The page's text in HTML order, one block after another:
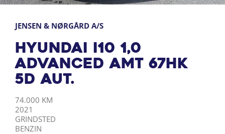
JENSEN & NØRGÅRD A/S
Hyundai i10 1,0
Advanced AMT 67HK
5d Aut.
KILOMETER
74.000 KM
ÅRGANG
2021
BY
GRINDSTED
DRIVMIDDEL
BENZIN